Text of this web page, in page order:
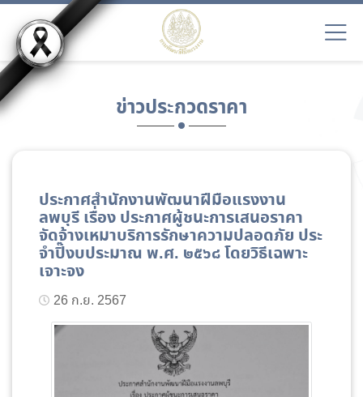
ข่าวประกวดราคา
ประกาศสำนักงานพัฒนาฝีมือแรงงาน
ลพบุรี เรื่อง ประกาศผู้ชนะการเสนอราคา
จัดจ้างเหมาบริการรักษาความปลอดภัย ประ
จำปิ๊งบประมาณ พ.ศ. ๒๕๖๘ โดยวิธีเฉพาะ
เจาะจง
26 ก.ย. 2567